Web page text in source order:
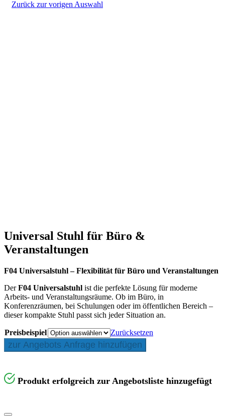
Zurück zur vorigen Auswahl
Universal Stuhl für Büro &
Veranstaltungen
F04 Universalstuhl – Flexibilität für Büro und Veranstaltungen
DerF04 Universalstuhl ist die perfekte Lösung für moderne
Arbeits- und Veranstaltungsräume. Ob im Büro, in
Konferenzräumen, bei Schulungen oder im öffentlichen Bereich –
dieser kompakte Stuhl passt sich jeder Situation an.
Preisbeispiel Zurücksetzen
zur Angebots Anfrage hinzufügen
Produkt erfolgreich zur Angebotsliste hinzugefügt